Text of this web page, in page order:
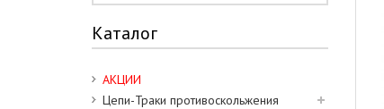
Каталог
АКЦИИ
Цепи-Траки противоскольжения